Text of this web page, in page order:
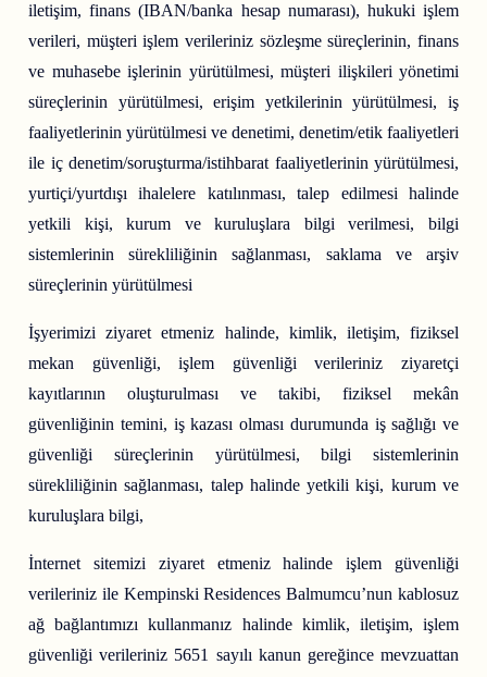
iletişim, finans (IBAN/banka hesap numarası), hukuki işlem
verileri, müşteri işlem verileriniz sözleşme süreçlerinin, finans
ve muhasebe işlerinin yürütülmesi, müşteri ilişkileri yönetimi
süreçlerinin yürütülmesi, erişim yetkilerinin yürütülmesi, iş
faaliyetlerinin yürütülmesi ve denetimi, denetim/etik faaliyetleri
ile iç denetim/soruşturma/istihbarat faaliyetlerinin yürütülmesi,
yurtiçi/yurtdışı ihalelere katılınması, talep edilmesi halinde
yetkili kişi, kurum ve kuruluşlara bilgi verilmesi, bilgi
sistemlerinin sürekliliğinin sağlanması, saklama ve arşiv
süreçlerinin yürütülmesi
İşyerimizi ziyaret etmeniz halinde, kimlik, iletişim, fiziksel
mekan güvenliği, işlem güvenliği verileriniz ziyaretçi
kayıtlarının oluşturulması ve takibi, fiziksel mekân
güvenliğinin temini, iş kazası olması durumunda iş sağlığı ve
güvenliği süreçlerinin yürütülmesi, bilgi sistemlerinin
sürekliliğinin sağlanması, talep halinde yetkili kişi, kurum ve
kuruluşlara bilgi,
İnternet sitemizi ziyaret etmeniz halinde işlem güvenliği
verileriniz ile Kempinski Residences Balmumcu’nun kablosuz
ağ bağlantımızı kullanmanız halinde kimlik, iletişim, işlem
güvenliği verileriniz 5651 sayılı kanun gereğince mevzuattan